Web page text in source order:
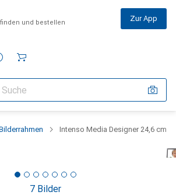
und bestellen Zur App
Intenso Media Designer 24,6 cm
7 Bilder